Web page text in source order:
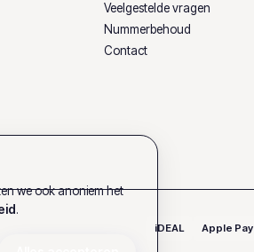
Veelgestelde vragen
Nummerbehoud
Contact
iDEAL Apple Pay
we ook anoniem het
.